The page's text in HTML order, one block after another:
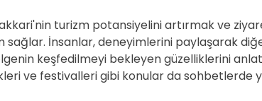
turizm potansiyelini artırmak ve
İnsanlar, deneyimlerini paylaşarak
keşfedilmeyi bekleyen güzelliklerini
ve festivalleri gibi konular da sohbetlerde